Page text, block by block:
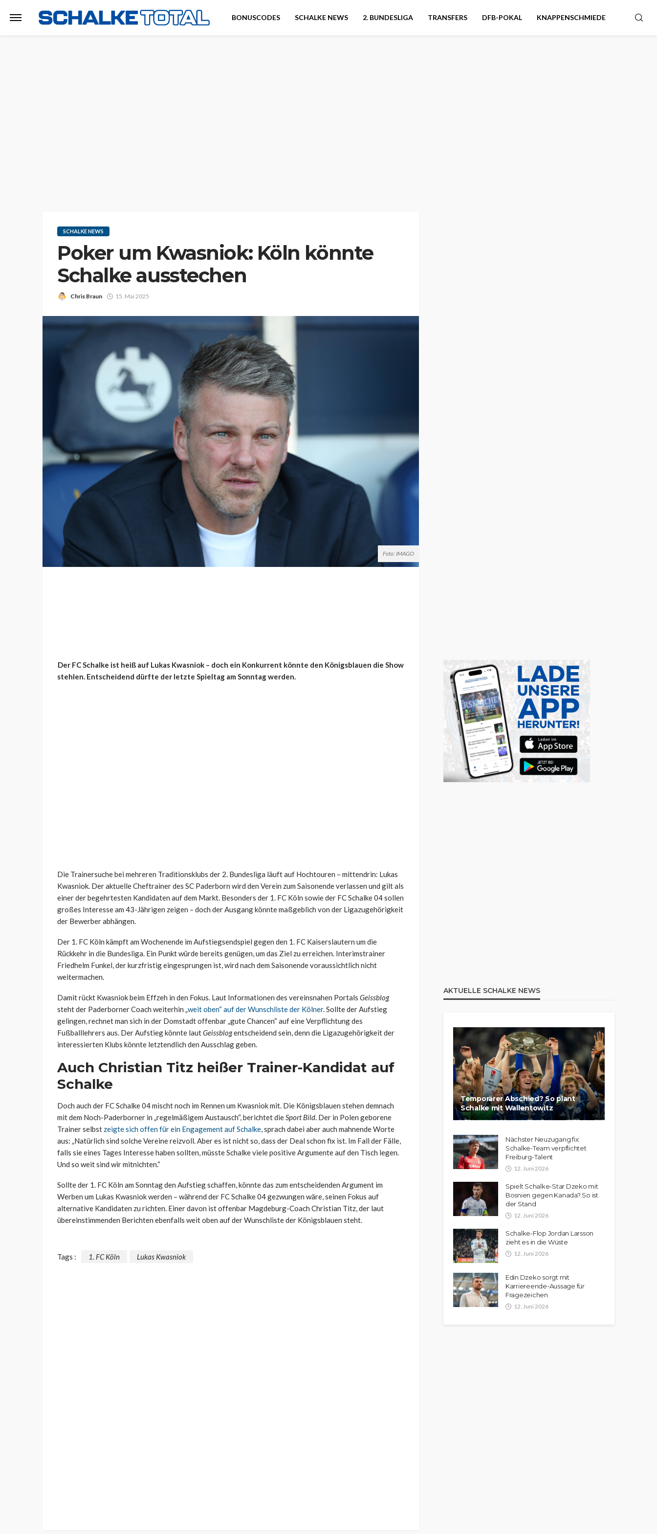
BONUSCODES SCHALKE NEWS 2. BUNDESLIGA TRANSFERS DFB-POKAL KNAPPENSCHMIEDE
SCHALKE NEWS
Poker um Kwasniok: Köln könnte
Schalke ausstechen
Chris Braun 15. Mai 2025
Foto: IMAGO
Der FC Schalke ist heiß auf Lukas Kwasniok – doch ein Konkurrent könnte den Königsblauen die Show
stehlen. Entscheidend dürfte der letzte Spieltag am Sonntag werden.
Die Trainersuche bei mehreren Traditionsklubs der 2. Bundesliga läuft auf Hochtouren – mittendrin: Lukas
Kwasniok. Der aktuelle Cheftrainer des SC Paderborn wird den Verein zum Saisonende verlassen und gilt als
einer der begehrtesten Kandidaten auf dem Markt. Besonders der 1. FC Köln sowie der FC Schalke 04 sollen
großes Interesse am 43-Jährigen zeigen – doch der Ausgang könnte maßgeblich von der Ligazugehörigkeit
der Bewerber abhängen.
Der 1. FC Köln kämpft am Wochenende im Aufstiegsendspiel gegen den 1. FC Kaiserslautern um die
Rückkehr in die Bundesliga. Ein Punkt würde bereits genügen, um das Ziel zu erreichen. Interimstrainer
Friedhelm Funkel, der kurzfristig eingesprungen ist, wird nach dem Saisonende voraussichtlich nicht
weitermachen.
Damit rückt Kwasniok beim Effzeh in den Fokus. Laut Informationen des vereinsnahen Portals Geissblog
steht der Paderborner Coach weiterhin „weit oben“ auf der Wunschliste der Kölner. Sollte der Aufstieg
gelingen, rechnet man sich in der Domstadt offenbar „gute Chancen“ auf eine Verpflichtung des
Fußballlehrers aus. Der Aufstieg könnte lautGeissblogentscheidend sein, denn die Ligazugehörigkeit der
interessierten Klubs könnte letztendlich den Ausschlag geben.
Auch Christian Titz heißer Trainer-Kandidat auf
Schalke
Doch auch der FC Schalke 04 mischt noch im Rennen um Kwasniok mit. Die Königsblauen stehen demnach
mit dem Noch-Paderborner in „regelmäßigem Austausch“, berichtet dieSport Bild. Der in Polen geborene
Trainer selbst zeigte sich offen für ein Engagement auf Schalke, sprach dabei aber auch mahnende Worte
aus: „Natürlich sind solche Vereine reizvoll. Aber es ist nicht so, dass der Deal schon fix ist. Im Fall der Fälle,
falls sie eines Tages Interesse haben sollten, müsste Schalke viele positive Argumente auf den Tisch legen.
Und so weit sind wir mitnichten.“
Sollte der 1. FC Köln am Sonntag den Aufstieg schaffen, könnte das zum entscheidenden Argument im
Werben um Lukas Kwasniok werden – während der FC Schalke 04 gezwungen wäre, seinen Fokus auf
alternative Kandidaten zu richten. Einer davon ist offenbar Magdeburg-Coach Christian Titz, der laut
übereinstimmenden Berichten ebenfalls weit oben auf der Wunschliste der Königsblauen steht.
Tags : 1. FC Köln Lukas Kwasniok
AKTUELLE SCHALKE NEWS
Temporärer Abschied? So plant
Schalke mit Wallentowitz
Nächster Neuzugang fix:
Schalke-Team verpflichtet
Freiburg-Talent
12. Juni 2026
Spielt Schalke-Star Dzeko mit
Bosnien gegen Kanada? So ist
der Stand
12. Juni 2026
Schalke-Flop Jordan Larsson
zieht es in die Wüste
12. Juni 2026
Edin Dzeko sorgt mit
Karriereende-Aussage für
Fragezeichen
12. Juni 2026